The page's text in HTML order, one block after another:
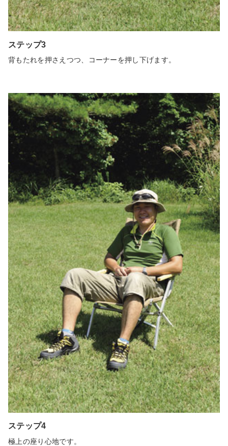
ステップ3
背もたれを押さえつつ、コーナーを押し下げます。
ステップ4
極上の座り心地です。